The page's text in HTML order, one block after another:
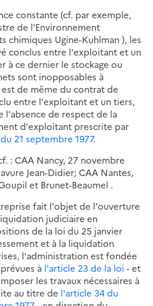
constante (cf. par exemple,
de l'Environnement
chimiques Ugine-Kuhlman ), les
conclus entre l'exploitant et un
à ce dernier le stockage ou
sont inopposables à
de même du contrat de
entre l'exploitant et un tiers,
de respect de la
d'exploitant prescrite par
21 septembre 1977.
: CAA Nancy, 27 novembre
Jean-Didier; CAA Nantes,
et Brunet-Beaumel .
fait l'objet de l'ouverture
judiciaire en
de la loi du 25 janvier
et à la liquidation
l'administration est fondée
à l'article 23 de la loi - et
les travaux nécessaires à
au titre de l'article 34 du